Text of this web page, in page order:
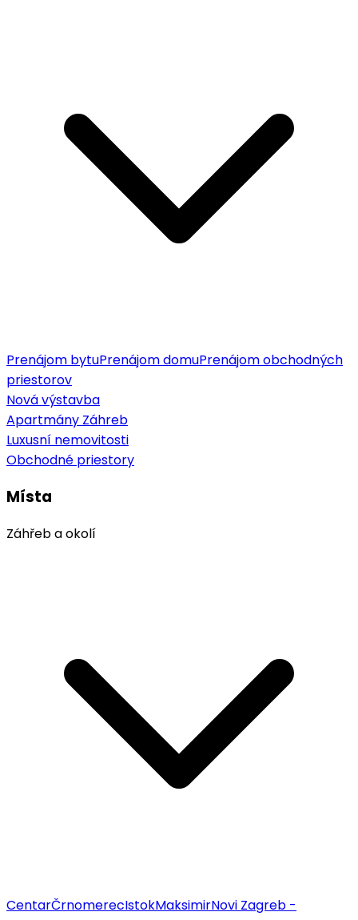
Prenájom bytuPrenájom domuPrenájom obchodných
priestorov
Nová výstavba
Apartmány Záhreb
Luxusní nemovitosti
Obchodné priestory
Místa
Záhřeb a okolí
CentarČrnomerecIstokMaksimirNovi Zagreb -